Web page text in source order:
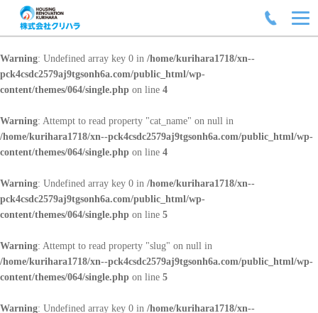
Warning: Undefined array key 0 in /home/kurihara1718/xn--
pck4csdc2579aj9tgsonh6a.com/public_html/wp-
content/themes/064/single.php on line 4
Warning: Attempt to read property "cat_name" on null in
/home/kurihara1718/xn--pck4csdc2579aj9tgsonh6a.com/public_html/wp-
content/themes/064/single.php on line 4
Warning: Undefined array key 0 in /home/kurihara1718/xn--
pck4csdc2579aj9tgsonh6a.com/public_html/wp-
content/themes/064/single.php on line 5
Warning: Attempt to read property "slug" on null in
/home/kurihara1718/xn--pck4csdc2579aj9tgsonh6a.com/public_html/wp-
content/themes/064/single.php on line 5
Warning: Undefined array key 0 in /home/kurihara1718/xn--